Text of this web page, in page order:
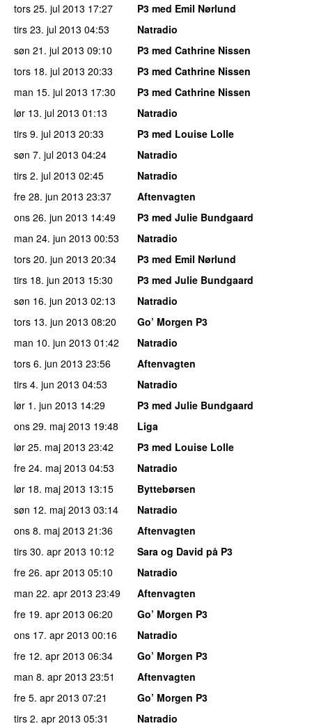
tors 25. jul 2013 17:27
P3 med Emil Nørlund
tirs 23. jul 2013 04:53
Natradio
søn 21. jul 2013 09:10
P3 med Cathrine Nissen
tors 18. jul 2013 20:33
P3 med Cathrine Nissen
man 15. jul 2013 17:30
P3 med Cathrine Nissen
lør 13. jul 2013 01:13
Natradio
tirs 9. jul 2013 20:33
P3 med Louise Lolle
søn 7. jul 2013 04:24
Natradio
tirs 2. jul 2013 02:45
Natradio
fre 28. jun 2013 23:37
Aftenvagten
ons 26. jun 2013 14:49
P3 med Julie Bundgaard
man 24. jun 2013 00:53
Natradio
tors 20. jun 2013 20:34
P3 med Emil Nørlund
tirs 18. jun 2013 15:30
P3 med Julie Bundgaard
søn 16. jun 2013 02:13
Natradio
tors 13. jun 2013 08:20
Go’ Morgen P3
man 10. jun 2013 01:42
Natradio
tors 6. jun 2013 23:56
Aftenvagten
tirs 4. jun 2013 04:53
Natradio
lør 1. jun 2013 14:29
P3 med Julie Bundgaard
ons 29. maj 2013 19:48
Liga
lør 25. maj 2013 23:42
P3 med Louise Lolle
fre 24. maj 2013 04:53
Natradio
lør 18. maj 2013 13:15
Byttebørsen
søn 12. maj 2013 03:14
Natradio
ons 8. maj 2013 21:36
Aftenvagten
tirs 30. apr 2013 10:12
Sara og David på P3
fre 26. apr 2013 05:10
Natradio
man 22. apr 2013 23:49
Aftenvagten
fre 19. apr 2013 06:20
Go’ Morgen P3
ons 17. apr 2013 00:16
Natradio
fre 12. apr 2013 06:34
Go’ Morgen P3
man 8. apr 2013 23:51
Aftenvagten
fre 5. apr 2013 07:21
Go’ Morgen P3
tirs 2. apr 2013 05:31
Natradio